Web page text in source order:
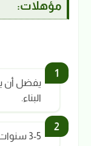
مؤهلات:
يفضل أن
البناء.
3-5 سنوات خبرة في المبيعات بخلفية هندسية.